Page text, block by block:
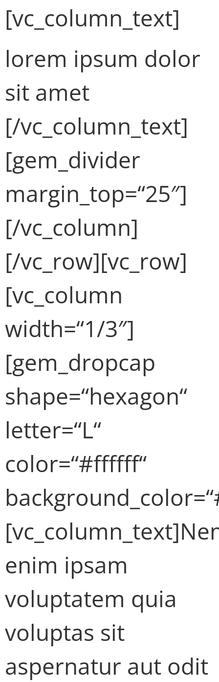
[vc_column_text]
lorem ipsum dolor
sit amet
[/vc_column_text]
[gem_divider
margin_top=“25″]
[/vc_column]
[/vc_row][vc_row]
[vc_column
width=“1/3″]
[gem_dropcap
shape=“hexagon“
letter=“L“
color=“#ffffff“
enim ipsam
voluptatem quia
voluptas sit
aspernatur aut odit